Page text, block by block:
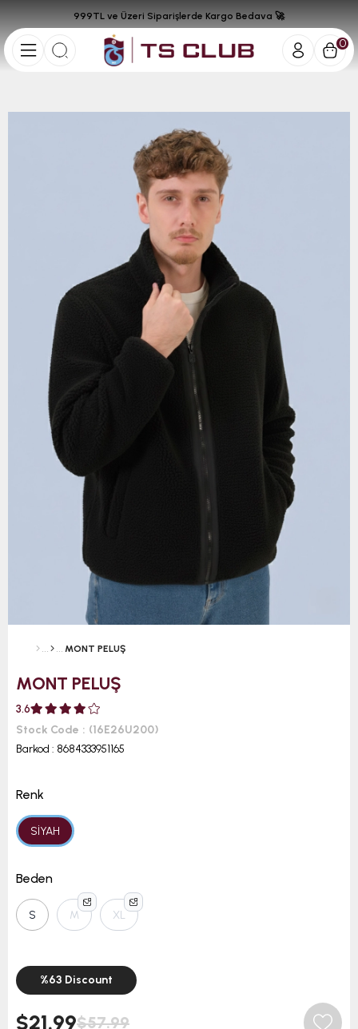
0
999TL ve Üzeri Siparişlerde Kargo Bedava 🚀
MONT PELUŞ
MONT PELUŞ
3.6
Stock Code
(16E26U200)
Barkod : 8684333951165
Renk
SİYAH
Beden
S M XL
%63 Discount
$57.99
$21.99